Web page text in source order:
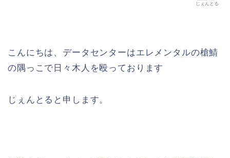
じぇんとる
こんにちは、データセンターはエレメンタルの槍鯖
の隅っこで日々木人を殴っております
じぇんとると申します。